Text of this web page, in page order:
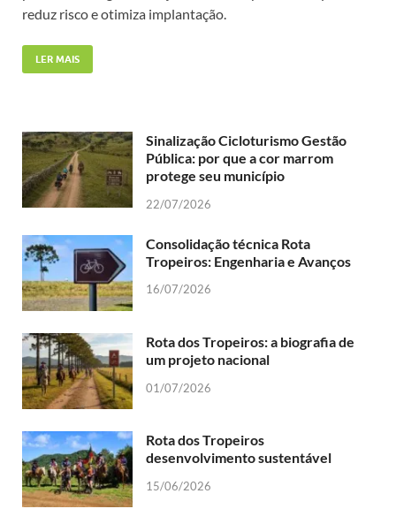
reduz risco e otimiza implantação.
LER MAIS
Sinalização Cicloturismo Gestão
Pública: por que a cor marrom
protege seu município
22/07/2026
Consolidação técnica Rota
Tropeiros: Engenharia e Avanços
16/07/2026
Rota dos Tropeiros: a biografia de
um projeto nacional
01/07/2026
Rota dos Tropeiros
desenvolvimento sustentável
15/06/2026